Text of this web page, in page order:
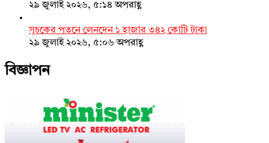
২৯ জুলাই ২০২৬, ৫:১৪ অপরাহ্ণ
সূচকের পতনে লেনদেন ১ হাজার ৩৪২ কোটি টাকা
২৯ জুলাই ২০২৬, ৫:০৬ অপরাহ্ণ
বিজ্ঞাপন